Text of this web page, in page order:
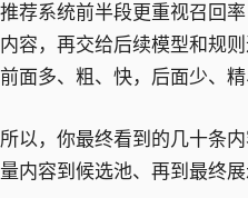
推荐系统前半段更重视召回
内容，再交给后续模型和规
前面多、粗、快，后面少、精
所以，你最终看到的几十条
量内容到候选池、再到最终展